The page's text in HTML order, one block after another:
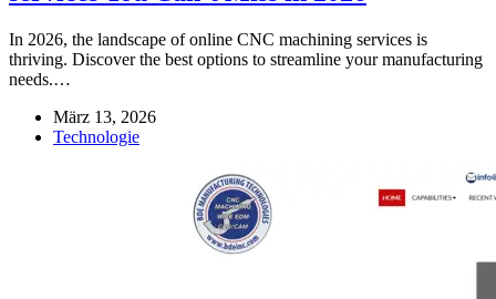
In 2026, the landscape of online CNC machining services is
thriving. Discover the best options to streamline your manufacturing
needs.…
März 13, 2026
Technologie